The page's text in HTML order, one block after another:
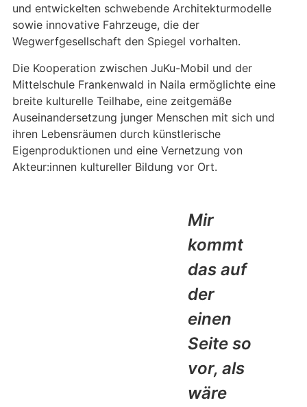
und entwickelten schwebende Architekturmodelle
sowie innovative Fahrzeuge, die der
Wegwerfgesellschaft den Spiegel vorhalten.
Die Kooperation zwischen JuKu-Mobil und der
Mittelschule Frankenwald in Naila ermöglichte eine
breite kulturelle Teilhabe, eine zeitgemäße
Auseinandersetzung junger Menschen mit sich und
ihren Lebensräumen durch künstlerische
Eigenproduktionen und eine Vernetzung von
Akteur:innen kultureller Bildung vor Ort.
Mir
kommt
das auf
der
einen
Seite so
vor, als
wäre